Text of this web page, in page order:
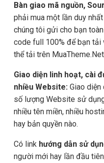
Bàn giao mã nguồn,
phải mua một lần duy
chúng tôi gửi cho bạn
code full 100% để bạn tải
thể tải trên
Giao diện linh hoạt, cài
nhiều Website: Giao
số lượng Website sử
nhiều tên miền, nhiều
hay bản quyền nào.
Có link hướng dẫn sử
người mới hay lần đầu